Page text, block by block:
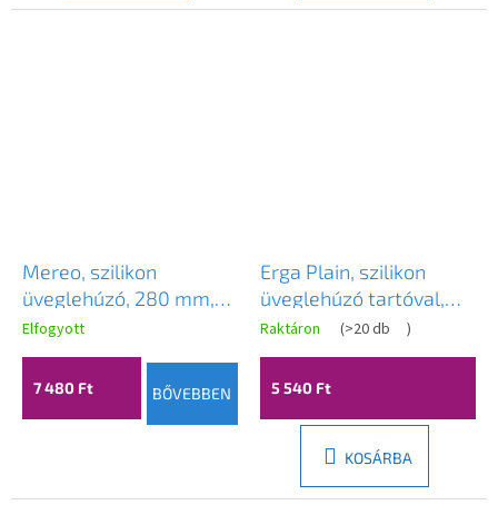
Mereo, szilikon
üveglehúzó, 280 mm,
tartóval, szürke, MER-
CK20G
Elfogyott
7 480 Ft BŐVEBBEN
Erga Plain, szilikon
üveglehúzó tartóval,
fekete-barna, ERG-
99897BM
Raktáron (>20 db )
5 540 Ft
KOSÁRBA